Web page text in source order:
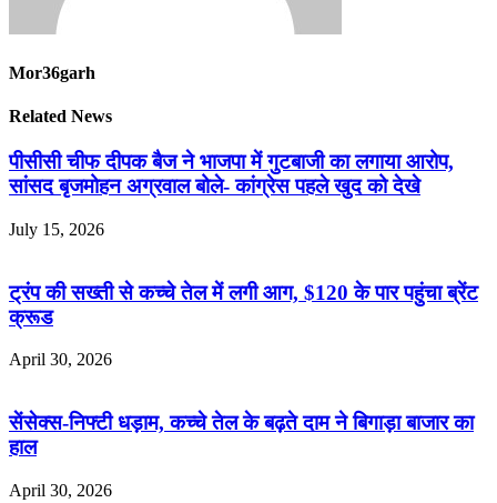
Mor36garh
Related News
पीसीसी चीफ दीपक बैज ने भाजपा में गुटबाजी का लगाया आरोप,
सांसद बृजमोहन अग्रवाल बोले- कांग्रेस पहले खुद को देखे
July 15, 2026
ट्रंप की सख्ती से कच्चे तेल में लगी आग, $120 के पार पहुंचा ब्रेंट
क्रूड
April 30, 2026
सेंसेक्स-निफ्टी धड़ाम, कच्चे तेल के बढ़ते दाम ने बिगाड़ा बाजार का
हाल
April 30, 2026